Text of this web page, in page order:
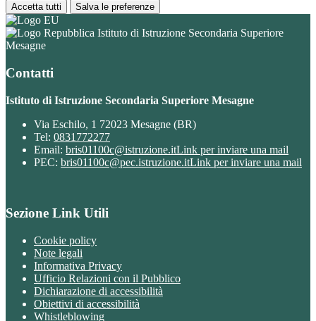
Accetta tutti Salva le preferenze
Istituto di Istruzione Secondaria Superiore
Mesagne
Contatti
Istituto di Istruzione Secondaria Superiore Mesagne
Via Eschilo, 1 72023 Mesagne (BR)
Tel: 0831772277
Email: bris01100c@istruzione.itLink per inviare una mail
PEC: bris01100c@pec.istruzione.itLink per inviare una mail
Sezione Link Utili
Cookie policy
Note legali
Informativa Privacy
Ufficio Relazioni con il Pubblico
Dichiarazione di accessibilità
Obiettivi di accessibilità
Whistleblowing